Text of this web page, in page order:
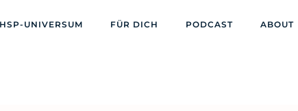
HSP-UNIVERSUM FÜR DICH PODCAST ABOUT